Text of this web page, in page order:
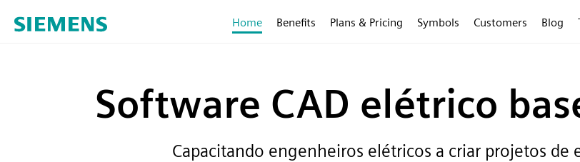
Home Benefits Plans & Pricing Symbols Customers Blog
Software CAD elétrico
Capacitando engenheiros elétricos a criar projetos de